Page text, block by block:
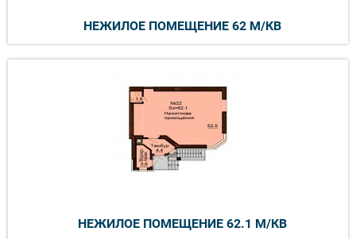
НЕЖИЛОЕ ПОМЕЩЕНИЕ 62 М/КВ
НЕЖИЛОЕ ПОМЕЩЕНИЕ 62.1 М/КВ